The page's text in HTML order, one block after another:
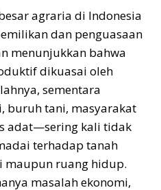
agraria di Indonesia
dan penguasaan
menunjukkan bahwa
dikuasai oleh
sementara
buruh tani, masyarakat
adat—sering kali tidak
terhadap tanah
maupun ruang hidup.
masalah ekonomi,